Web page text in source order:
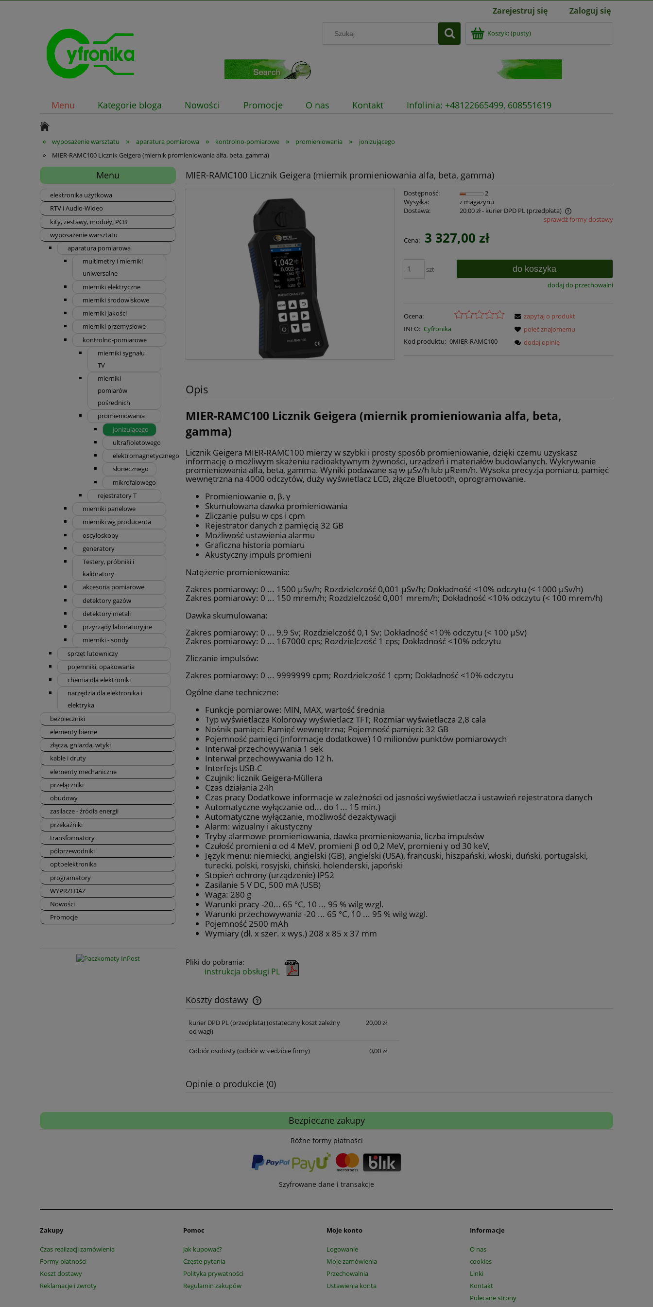
Zarejestruj się Zaloguj się
Koszyk:(pusty)
Menu Kategorie bloga Nowości Promocje O nas Kontakt Infolinia: +48122665499, 608551619
» wyposażenie warsztatu » aparatura pomiarowa » kontrolno-pomiarowe » promieniowania » jonizującego
» MIER-RAMC100 Licznik Geigera (miernik promieniowania alfa, beta, gamma)
Menu
elektronika użytkowa
RTV i Audio-Wideo
kity, zestawy, moduły, PCB
wyposażenie warsztatu
aparatura pomiarowa
multimetry i mierniki
uniwersalne
mierniki elektryczne
mierniki środowiskowe
mierniki jakości
mierniki przemysłowe
kontrolno-pomiarowe
mierniki sygnału
TV
mierniki
pomiarów
pośrednich
promieniowania
jonizującego
ultrafioletowego
elektromagnetycznego
słonecznego
mikrofalowego
rejestratory T
mierniki panelowe
mierniki wg producenta
oscyloskopy
generatory
Testery, próbniki i
kalibratory
akcesoria pomiarowe
detektory gazów
detektory metali
przyrządy laboratoryjne
mierniki - sondy
sprzęt lutowniczy
pojemniki, opakowania
chemia dla elektroniki
narzędzia dla elektronika i
elektryka
bezpieczniki
elementy bierne
złącza, gniazda, wtyki
kable i druty
elementy mechaniczne
przełączniki
obudowy
zasilacze - źródła energii
przekaźniki
transformatory
półprzewodniki
optoelektronika
programatory
WYPRZEDAŻ
Nowości
Promocje
MIER-RAMC100 Licznik Geigera (miernik promieniowania alfa, beta, gamma)
Dostępność:
2
Wysyłka:
z magazynu
Dostawa:
20,00 zł- kurier DPD PL (przedpłata)
Cena nie zawiera ewentualnych kosztów
płatności
sprawdź formy dostawy
Cena: 3 327,00 zł
szt do koszyka
dodaj do przechowalni
Ocena:
INFO: Cyfronika
Kod produktu: 0MIER-RAMC100
zapytaj o produkt
poleć znajomemu
dodaj opinię
Opis
MIER-RAMC100 Licznik Geigera (miernik promieniowania alfa, beta,
gamma)
Licznik Geigera MIER-RAMC100 mierzy w szybki i prosty sposób promieniowanie, dzięki czemu uzyskasz
informację o możliwym skażeniu radioaktywnym żywności, urządzeń i materiałów budowlanych. Wykrywanie
promieniowania alfa, beta, gamma. Wyniki podawane są w µSv/h lub µRem/h. Wysoka precyzja pomiaru, pamięć
wewnętrzna na 4000 odczytów, duży wyświetlacz LCD, złącze Bluetooth, oprogramowanie.
Promieniowanie α, β, γ
Skumulowana dawka promieniowania
Zliczanie pulsu w cps i cpm
Rejestrator danych z pamięcią 32 GB
Możliwość ustawienia alarmu
Graficzna historia pomiaru
Akustyczny impuls promieni
Natężenie promieniowania:
Zakres pomiarowy: 0 ... 1500 µSv/h; Rozdzielczość 0,001 µSv/h; Dokładność <10% odczytu (< 1000 µSv/h)
Zakres pomiarowy: 0 ... 150 mrem/h; Rozdzielczość 0,001 mrem/h; Dokładność <10% odczytu (< 100 mrem/h)
Dawka skumulowana:
Zakres pomiarowy: 0 ... 9,9 Sv; Rozdzielczość 0,1 Sv; Dokładność <10% odczytu (< 100 µSv)
Zakres pomiarowy: 0 ... 167000 cps; Rozdzielczość 1 cps; Dokładność <10% odczytu
Zliczanie impulsów:
Zakres pomiarowy: 0 ... 9999999 cpm; Rozdzielczość 1 cpm; Dokładność <10% odczytu
Ogólne dane techniczne:
Funkcje pomiarowe: MIN, MAX, wartość średnia
Typ wyświetlacza Kolorowy wyświetlacz TFT; Rozmiar wyświetlacza 2,8 cala
Nośnik pamięci: Pamięć wewnętrzna; Pojemność pamięci: 32 GB
Pojemność pamięci (informacje dodatkowe) 10 milionów punktów pomiarowych
Interwał przechowywania 1 sek
Interwał przechowywania do 12 h.
Interfejs USB-C
Czujnik: licznik Geigera-Müllera
Czas działania 24h
Czas pracy Dodatkowe informacje w zależności od jasności wyświetlacza i ustawień rejestratora danych
Automatyczne wyłączanie od... do 1... 15 min.)
Automatyczne wyłączanie, możliwość dezaktywacji
Alarm: wizualny i akustyczny
Tryby alarmowe promieniowania, dawka promieniowania, liczba impulsów
Czułość promieni α od 4 MeV, promieni β od 0,2 MeV, promieni γ od 30 keV,
Język menu: niemiecki, angielski (GB), angielski (USA), francuski, hiszpański, włoski, duński, portugalski,
turecki, polski, rosyjski, chiński, holenderski, japoński
Stopień ochrony (urządzenie) IP52
Zasilanie 5 V DC, 500 mA (USB)
Waga: 280 g
Warunki pracy -20... 65 °C, 10 ... 95 % wilg wzgl.
Warunki przechowywania -20 ... 65 °C, 10 ... 95 % wilg wzgl.
Pojemność 2500 mAh
Wymiary (dł. x szer. x wys.) 208 x 85 x 37 mm
Pliki do pobrania:
instrukcja obsługi PL
Koszty dostawy
Cena nie zawiera ewentualnych kosztów
kurier DPD PL (przedpłata)(ostateczny koszt zależny
od wagi)
20,00 zł
Odbiór osobisty(odbiór w siedzibie firmy) 0,00 zł
Opinie o produkcie (0)
Bezpieczne zakupy
Różne formy płatności
Szyfrowane dane i transakcje
Zakupy
Czas realizacji zamówienia
Formy płatności
Koszt dostawy
Reklamacje i zwroty
Pomoc
Jak kupować?
Częste pytania
Polityka prywatności
Regulamin zakupów
Moje konto
Logowanie
Moje zamówienia
Przechowalnia
Ustawienia konta
Informacje
O nas
cookies
Linki
Kontakt
Polecane strony